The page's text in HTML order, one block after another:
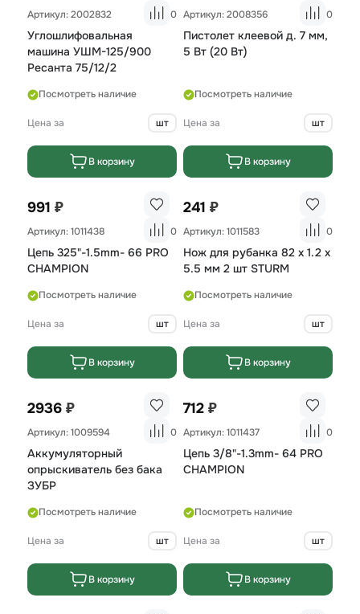
Артикул: 2002832 0
Углошлифовальная
машина УШМ-125/900
Ресанта 75/12/2
Посмотреть наличие
Цена за шт
В корзину
Артикул: 2008356 0
Пистолет клеевой д. 7 мм,
5 Вт (20 Вт)
Посмотреть наличие
Цена за шт
В корзину
991 ₽
Артикул: 1011438 0
Цепь 325"-1.5mm- 66 PRO
CHAMPION
Посмотреть наличие
Цена за шт
В корзину
241 ₽
Артикул: 1011583 0
Нож для рубанка 82 х 1.2 х
5.5 мм 2 шт STURM
Посмотреть наличие
Цена за шт
В корзину
2936 ₽
Артикул: 1009594 0
Аккумуляторный
опрыскиватель без бака
ЗУБР
Посмотреть наличие
Цена за шт
В корзину
712 ₽
Артикул: 1011437 0
Цепь 3/8"-1.3mm- 64 PRO
CHAMPION
Посмотреть наличие
Цена за шт
В корзину